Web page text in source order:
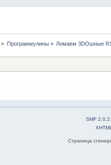
» Программулины» Ломаем 3DOшные
SMF 2.0.2
Страница